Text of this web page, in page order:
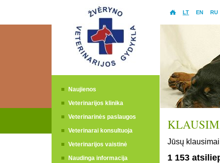
Naujienos
Veterinarijos klinika
Veterinarinės paslaugos
Veterinarai konsultuoja
Veterinarijos vaistinė
Naudinga informacija
LT EN RU
Jūsų
1 153